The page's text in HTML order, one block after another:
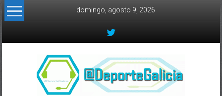
Skip to content
domingo, agosto 9, 2026